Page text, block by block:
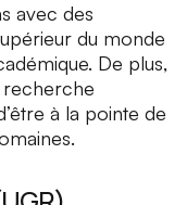
avec des
du monde
De plus,
recherche
à la pointe de